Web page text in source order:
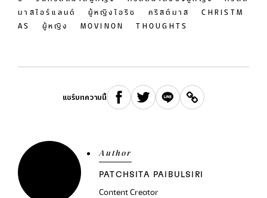
มาสไอร์แลนด์ ผู้หญิงไอริช คริสต์มาส CHRISTM
AS ผู้หญิง MOVINON THOUGHTS
แชร์บทความนี้
Author
PATCHSITA PAIBULSIRI
Content Creator